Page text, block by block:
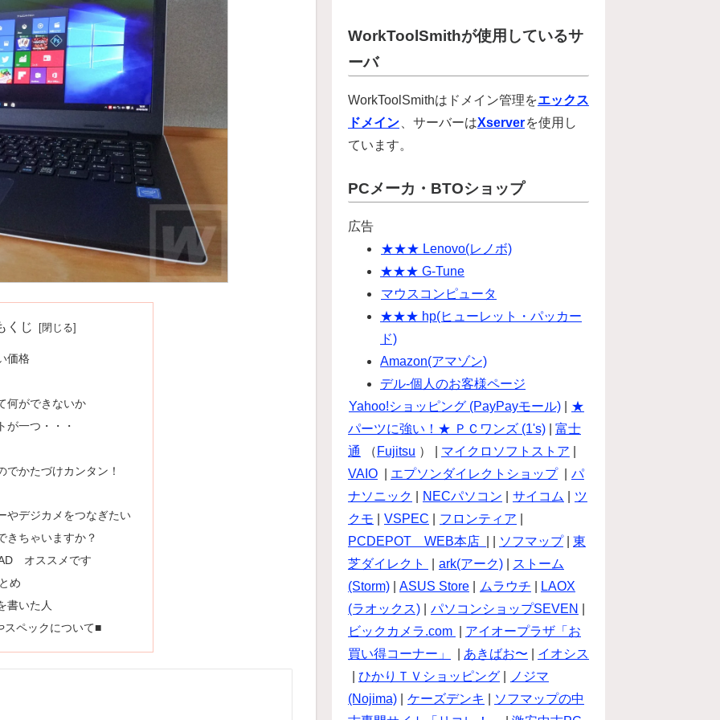
くじ
価格
何ができないか
が一つ・・・
でかたづけカンタン！
やデジカメをつなぎたい
きちゃいますか？
オススメです
め
書いた人
スペックについて■
WorkToolSmithが使用しているサ
ーバ
WorkToolSmithはドメイン管理をエックス
ドメイン 、サーバーはXserverを使用し
ています。
PCメーカ・BTOショップ
広告
★★★ Lenovo(レノボ)
★★★ G-Tune
マウスコンピュータ
★★★ hp(ヒューレット・パッカー
ド)
Amazon(アマゾン)
デル-個人のお客様ページ
Yahoo!ショッピング (PayPayモール)
★
パーツに強い！★ ＰＣワンズ (1's)
富士
通
（ Fujitsu ） | マイクロソフトストア
VAIO
エプソンダイレクトショップ
パ
ナソニック
NECパソコン サイコム
ツ
クモ
VSPEC フロンティア
PCDEPOT WEB本店
ソフマップ| 東
芝ダイレクト
ark(アーク)
ストーム
(Storm)
ASUS Store ムラウチ
LAOX
(ラオックス)
パソコンショップSEVEN
ビックカメラ.com
アイオープラザ「お
買い得コーナー」
あきばお〜
イオシス
ひかりＴＶショッピング
ノジマ
(Nojima)
ケーズデンキ
ソフマップの中